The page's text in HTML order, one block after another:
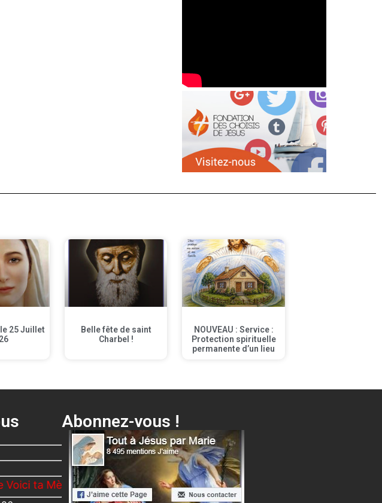
25 Juillet
Belle fête de saint
Charbel !
NOUVEAU : Service :
Protection spirituelle
permanente d’un lieu
ta Mère + différentes surprises…Cliquer ici !
Abonnez-vous !